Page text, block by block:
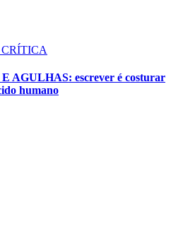
AGULHAS: escrever é costurar
humano